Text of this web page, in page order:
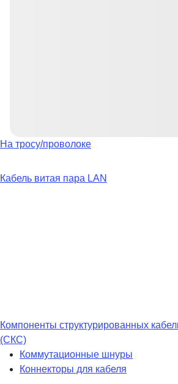
На тросу/проволоке
Кабель витая пара LAN
Компоненты структурированных
(СКС)
Коммутационные шнуры
Коннекторы для кабеля